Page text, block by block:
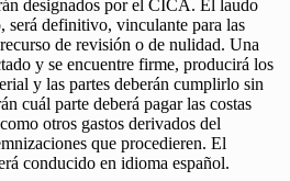
designados por el CICA. El laudo
será definitivo, vinculante para las
de revisión o de nulidad. Una
y se encuentre firme, producirá los
y las partes deberán cumplirlo sin
cuál parte deberá pagar las costas
otros gastos derivados del
que procedieren. El
conducido en idioma español.